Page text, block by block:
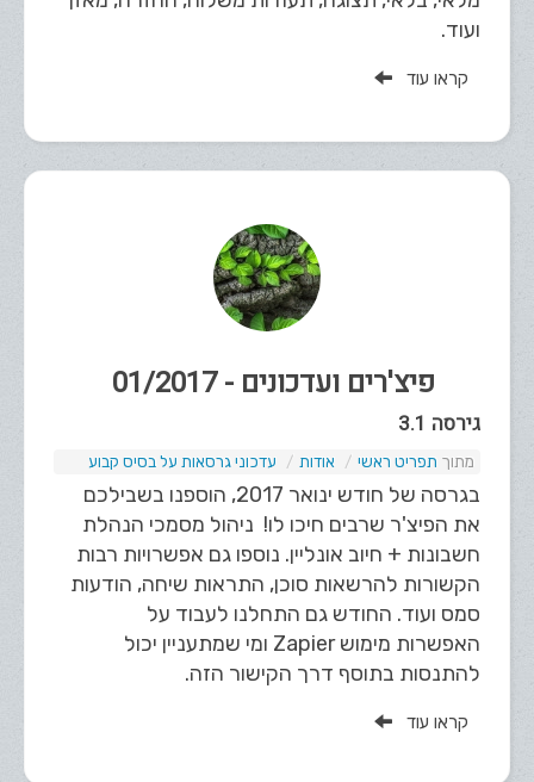
ועוד.
קראו עוד
פיצ'רים ועדכונים - 01/2017
גירסה 3.1
תפריט ראשי אודות עדכוני גרסאות על בסיס קבוע
בגרסה של חודש ינואר 2017, הוספנו בשבילכם
את הפיצ'ר שרבים חיכו לו! ניהול מסמכי הנהלת
חשבונות + חיוב אונליין. נוספו גם אפשרויות רבות
הקשורות להרשאות סוכן, התראות שיחה, הודעות
סמס ועוד. החודש גם התחלנו לעבוד על
האפשרות מימוש Zapier ומי שמתעניין יכול
להתנסות בתוסף דרך הקישור הזה.
קראו עוד